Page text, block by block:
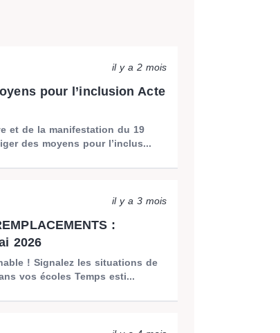
il y a 2 mois
pour l’inclusion Acte
et de la manifestation du 19
des moyens pour l’inclus...
il y a 3 mois
:
2026
! Signalez les situations de
vos écoles Temps esti...